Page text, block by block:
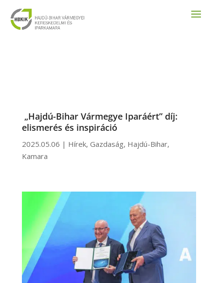
„Hajdú-Bihar Vármegye Iparáért” díj:
elismerés és inspiráció
2025.05.06 | Hírek, Gazdaság, Hajdú-Bihar,
Kamara